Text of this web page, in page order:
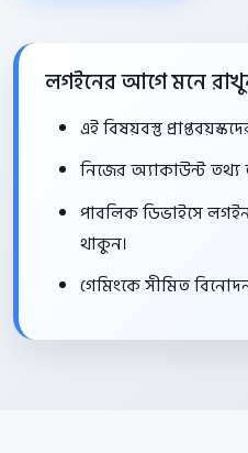
লগইনের আগে মনে
এই বিষয়বস্তু
নিজের অ্যাকাউন্ট তথ্য
পাবলিক ডিভাইসে
থাকুন।
গেমিংকে সীমিত